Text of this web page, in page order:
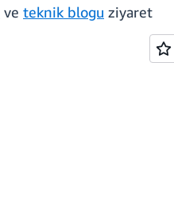
ve teknik blogu ziyaret